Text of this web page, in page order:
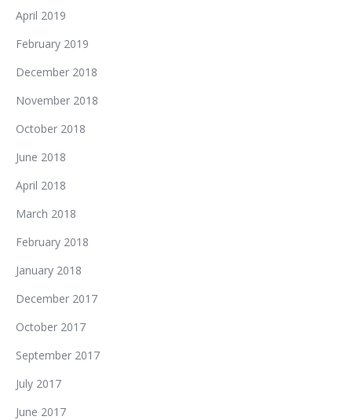
April 2019
February 2019
December 2018
November 2018
October 2018
June 2018
April 2018
March 2018
February 2018
January 2018
December 2017
October 2017
September 2017
July 2017
June 2017